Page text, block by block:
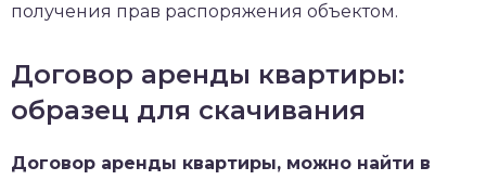
получения прав распоряжения объектом.
Договор аренды квартиры:
образец для скачивания
Договор аренды квартиры, можно найти в